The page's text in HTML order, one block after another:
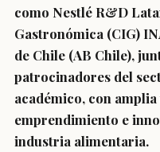
como Nestlé R&D
Gastronómica (CIG)
de Chile (AB Chile),
patrocinadores del
académico, con
emprendimiento e
industria alimentaria.